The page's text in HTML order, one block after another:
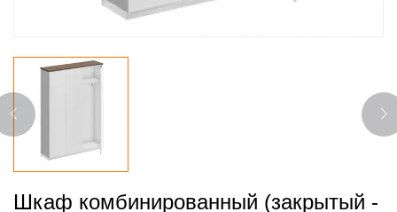
Шкаф комбинированный (закрытый -